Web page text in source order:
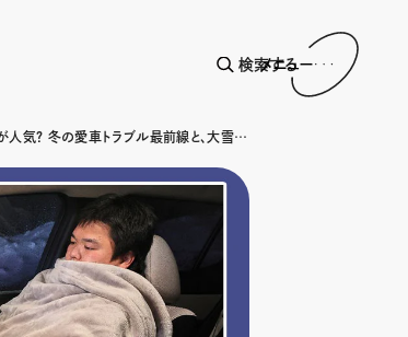
検索する
メニュー
なぜ今“2トーンカラー”が人気？ 冬の愛車トラブル最前線と、大雪での立往生検証まで注目記事を総まとめ